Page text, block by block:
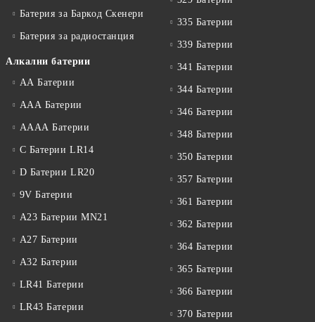
Батерия за Баркод Скенери
Батерия за радиостанция
Алкални батерии
АА Батерии
ААА Батерии
АААА Батерии
C Батерии LR14
D Батерии LR20
9V Батерии
A23 Батерии MN21
A27 Батерии
A32 Батерии
LR41 Батерии
LR43 Батерии
335 Батерии
339 Батерии
341 Батерии
344 Батерии
346 Батерии
348 Батерии
350 Батерии
357 Батерии
361 Батерии
362 Батерии
364 Батерии
365 Батерии
366 Батерии
370 Батерии